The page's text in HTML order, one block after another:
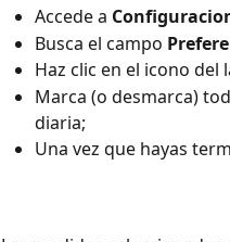
Accede a
Busca el campo
Haz clic en el icono del
Marca (o desmarca)
diaria;
Una vez que hayas